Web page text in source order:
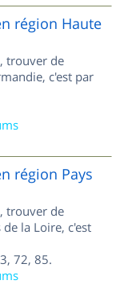
région Haute
trouver de
c'est par
région Pays
trouver de
la Loire, c'est
72, 85.